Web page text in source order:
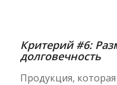
Критерий #6:
долговечность
Продукция,